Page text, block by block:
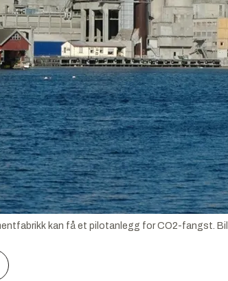
kan få et pilotanlegg for CO2-fangst.